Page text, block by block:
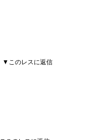
▼このレスに返信